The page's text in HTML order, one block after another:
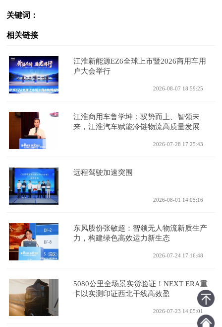
关键词：
相关链接
江淮新能源EZ6全球上市暨2026商用车用
户大会举行
2026-08-07 18:59:25
江淮商用车鲁学坤：驭势而上、智领未
来，江淮汽车赋能冷链物流高质量发展
2026-07-28 17:25:43
远程驾驶加速突围
2026-08-01 14:05:16
东风股份张敏超：智领无人物流新质生产
力，构建绿色高效运力新生态
2026-07-24 17:16:48
5080公里全场景实货验证！NEXT ERA重
卡以实测印证西北干线高效盈
2026-07-23 14:05:01